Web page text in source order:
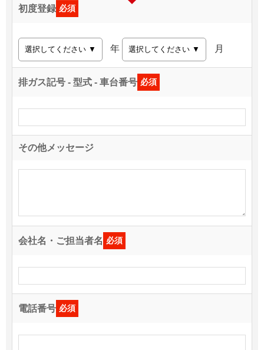
初度登録 必須
年 月
排ガス記号 - 型式 - 車台番号 必須
その他メッセージ
会社名・ご担当者名 必須
電話番号 必須